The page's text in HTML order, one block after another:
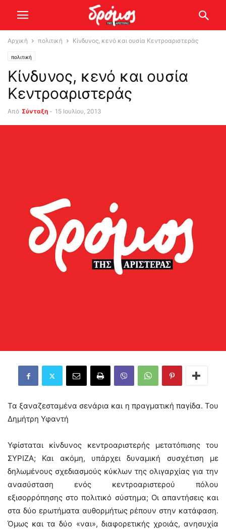
Αρχική πολιτική Κίνδυνος, κενό και ουσία Κεντροαριστεράς
πολιτική
Κίνδυνος, κενό και ουσία
Κεντροαριστεράς
Από Σύνταξη - 15 Ιουλίου, 2013
Τα ξαναζεσταμένα σενάρια και η πραγματική παγίδα. Του
Δημήτρη Υφαντή
Υφίσταται κίνδυνος κεντροαριστερής μετατόπισης του
ΣΥΡΙΖΑ; Και ακόμη, υπάρχει δυναμική συσχέτιση με
δηλωμένους σχεδιασμούς κύκλων της ολιγαρχίας για την
ανασύσταση ενός κεντροαριστερού πόλου
εξισορρόπησης στο πολιτικό σύστημα; Οι απαντήσεις και
στα δύο ερωτήματα αυθορμήτως ρέπουν στην κατάφαση.
Όμως και τα δύο «ναι», διαφορετικής χροιάς, ανησυχία